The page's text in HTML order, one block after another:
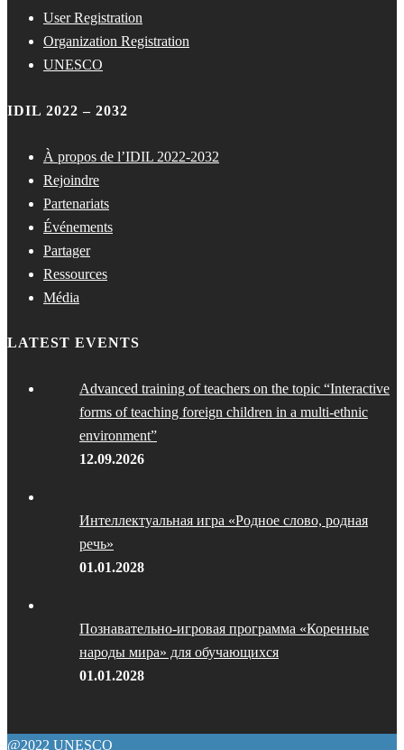
User Registration
Organization Registration
UNESCO
IDIL 2022 – 2032
À propos de l’IDIL 2022-2032
Rejoindre
Partenariats
Événements
Partager
Ressources
Média
LATEST EVENTS
Advanced training of teachers on the topic “Interactive
forms of teaching foreign children in a multi-ethnic
environment”
12.09.2026
Интеллектуальная игра «Родное слово, родная
речь»
01.01.2028
Познавательно-игровая программа «Коренные
народы мира» для обучающихся
01.01.2028
@2022 UNESCO